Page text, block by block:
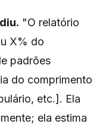
"O relatório
X% do
padrões
do comprimento
etc.]. Ela
ela estima